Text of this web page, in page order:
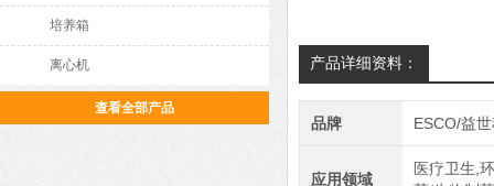
培养箱
离心机
查看全部产品
产品详细资料：
品牌 ESCO/益
应用领域
医疗卫生,